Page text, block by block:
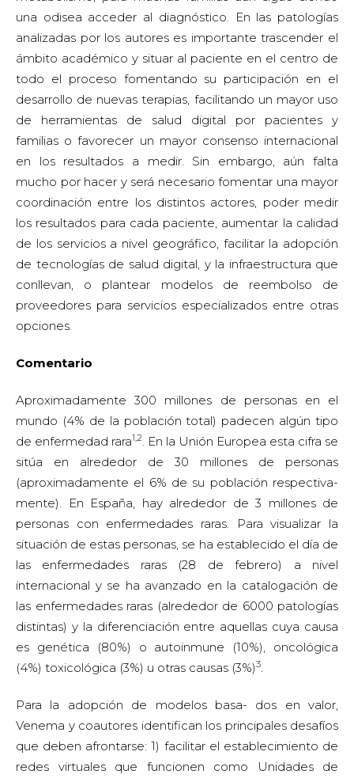
una odisea acceder al diagnóstico. En las patologías
analizadas por los autores es importante trascender el
ámbito académico y situar al paciente en el centro de
todo el proceso fomentando su participación en el
desarrollo de nuevas terapias, facilitando un mayor uso
de herramientas de salud digital por pacientes y
familias o favorecer un mayor consenso internacional
en los resultados a medir. Sin embargo, aún falta
mucho por hacer y será necesario fomentar una mayor
coordinación entre los distintos actores, poder medir
los resultados para cada paciente, aumentar la calidad
de los servicios a nivel geográfico, facilitar la adopción
de tecnologías de salud digital, y la infraestructura que
conllevan, o plantear modelos de reembolso de
proveedores para servicios especializados entre otras
opciones.
Comentario
Aproximadamente 300 millones de personas en el
mundo (4% de la población total) padecen algún tipo
de enfermedad rara1,2
. En la Unión Europea esta cifra se
sitúa en alrededor de 30 millones de personas
(aproximadamente el 6% de su población respectiva-
mente). En España, hay alrededor de 3 millones de
personas con enfermedades raras. Para visualizar la
situación de estas personas, se ha establecido el día de
las enfermedades raras (28 de febrero) a nivel
internacional y se ha avanzado en la catalogación de
las enfermedades raras (alrededor de 6000 patologías
distintas) y la diferenciación entre aquellas cuya causa
es genética (80%) o autoinmune (10%), oncológica
(4%) toxicológica (3%) u otras causas (3%)3
Para la adopción de modelos basa- dos en valor,
Venema y coautores identifican los principales desafíos
que deben afrontarse: 1) facilitar el establecimiento de
redes virtuales que funcionen como Unidades de